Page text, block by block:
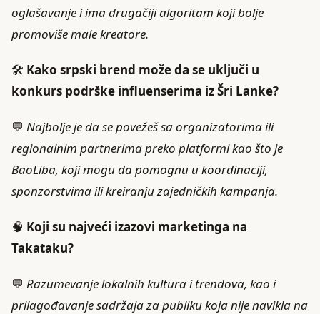
oglašavanje i ima drugačiji algoritam koji bolje
promoviše male kreatore.
🛠️ Kako srpski brend može da se uključi u
konkurs podrške influenserima iz Šri Lanke?
💬 Najbolje je da se povežeš sa organizatorima ili
regionalnim partnerima preko platformi kao što je
BaoLiba, koji mogu da pomognu u koordinaciji,
sponzorstvima ili kreiranju zajedničkih kampanja.
🧠 Koji su najveći izazovi marketinga na
Takataku?
💬 Razumevanje lokalnih kultura i trendova, kao i
prilagođavanje sadržaja za publiku koja nije navikla na